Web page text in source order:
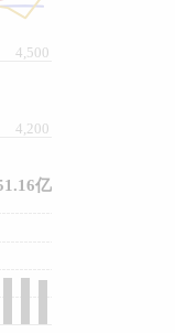
4,500
4,200
亿